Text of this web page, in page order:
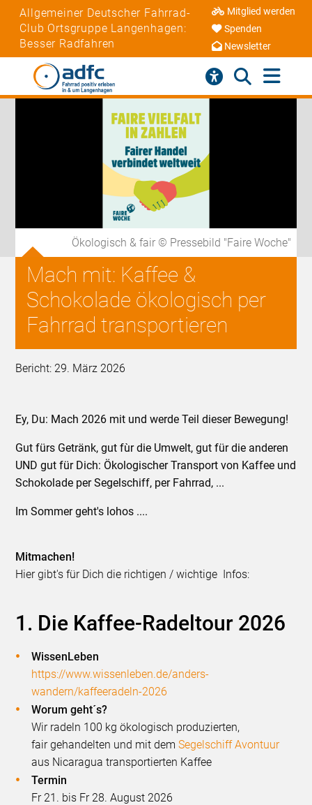
Allgemeiner Deutscher Fahrrad-
Club Ortsgruppe Langenhagen:
Besser Radfahren
Mitglied werden
Spenden
Newsletter
Ökologisch & fair © Pressebild "Faire Woche"
Mach mit: Kaffee &
Schokolade ökologisch per
Fahrrad transportieren
Bericht: 29. März 2026
Ey, Du: Mach 2026 mit und werde Teil dieser Bewegung!
Gut fürs Getränk, gut fùr die Umwelt, gut für die anderen
UND gut für Dich: Ökologischer Transport von Kaffee und
Schokolade per Segelschiff, per Fahrrad, ...
Im Sommer geht's lohos ....
Mitmachen!
Hier gibt's für Dich die richtigen / wichtige Infos:
1. Die Kaffee-Radeltour 2026
WissenLeben
https://www.wissenleben.de/anders-
wandern/kaffeeradeln-2026
Worum geht´s?
Wir radeln 100 kg ökologisch produzierten,
fair gehandelten und mit demSegelschiff Avontuur
aus Nicaragua transportierten Kaffee
Termin
Fr 21. bis Fr 28. August 2026